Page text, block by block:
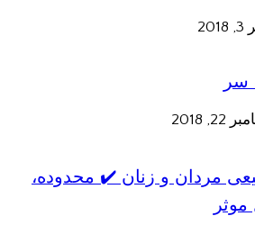
2018
مردان و زنان ✔️ محدوده،